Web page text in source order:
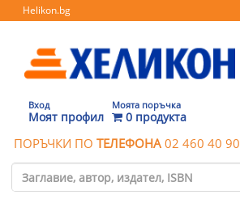
Helikon.bg
Вход
Моят профил
Моята поръчка
0 продукта
ПОРЪЧКИ ПО ТЕЛЕФОНА 02 460 40 90